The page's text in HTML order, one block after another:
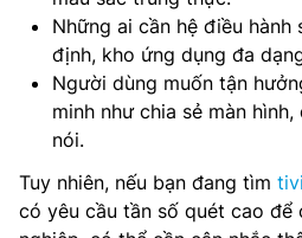
Những ai cần hệ điều
định, kho ứng dụng đa
Người dùng muốn tận
minh như chia sẻ màn
nói.
Tuy nhiên, nếu bạn đang tìm
có yêu cầu tần số quét cao để